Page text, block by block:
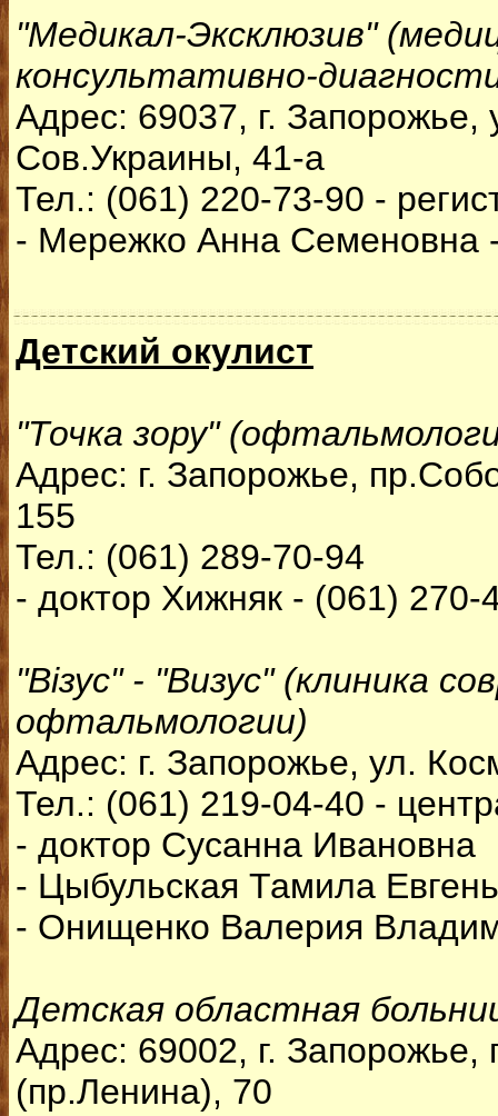
"Медикал-Эксклюзив"
консультативно-
Адрес: 69037, г. Запорожье,
Сов.Украины, 41-а
Тел.: (061) 220-73-90 -
- Мережко Анна Семеновна
Детский окулист
"Точка зору"
Адрес: г. Запорожье,
155
Тел.: (061) 289-70-94
- доктор Хижняк - (061) 270-
"Візус" - "Визус" (клиника
офтальмологии)
Адрес: г. Запорожье, ул.
Тел.: (061) 219-04-40 -
- доктор Сусанна Ивановна
- Цыбульская Тамила
- Онищенко Валерия
Детская областная
Адрес: 69002, г.
(пр.Ленина), 70